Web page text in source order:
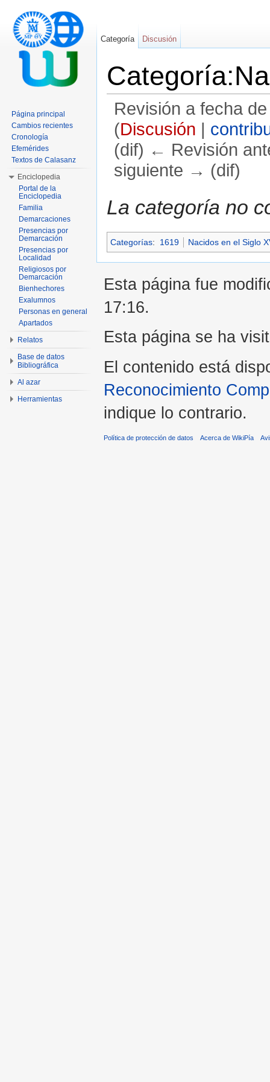
Revisión a fecha
(Discusión |
(dif) ← Revisión
siguiente → (dif)
La categoría no
Categorías: 1619 Nacidos en el Siglo
Categoría Discusión
Página principal
Cambios recientes
Cronología
Efemérides
Textos de Calasanz
Enciclopedia
Portal de la
Enciclopedia
Familia
Demarcaciones
Presencias por
Demarcación
Presencias por
Localidad
Religiosos por
Demarcación
Bienhechores
Exalumnos
Personas en general
Apartados
Relatos
Base de datos
Bibliográfica
Al azar
Herramientas
Esta página fue
17:16.
Esta página se ha
El contenido está
Reconocimiento
indique lo contrario.
Política de protección de datos Acerca de WikiPía